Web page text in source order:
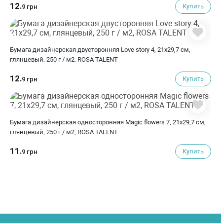
12.9 грн Купить
Бумага дизайнерская двусторонняя Love story 4, 21х29,7 см,
глянцевый, 250 г / м2, ROSA TALENT
12.9 грн Купить
Бумага дизайнерская односторонняя Magic flowers 7, 21х29,7 см,
глянцевый, 250 г / м2, ROSA TALENT
11.9 грн Купить